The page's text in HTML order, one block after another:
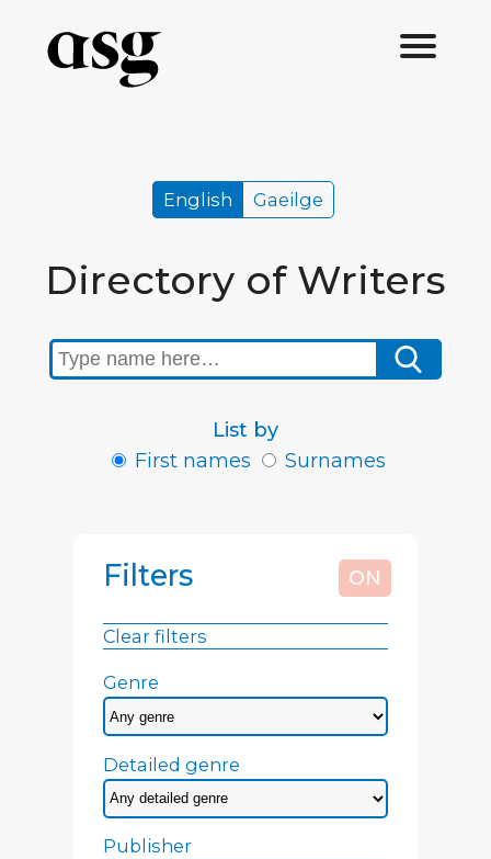
Directory of Writers
English Gaeilge
List by
First names
Surnames
Filters ON
Clear filters
Genre
Detailed genre
Publisher